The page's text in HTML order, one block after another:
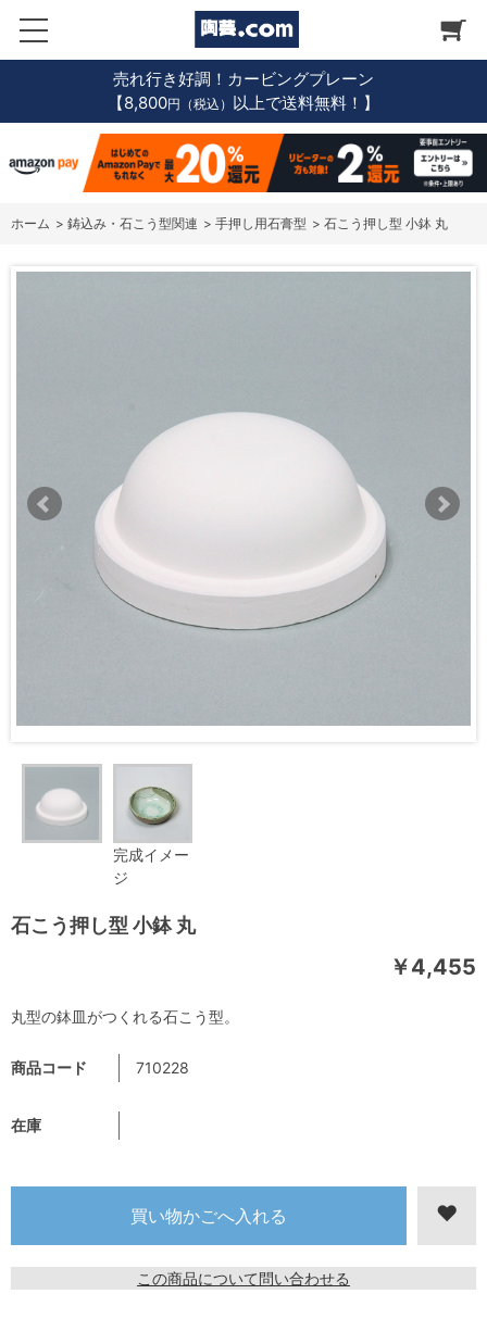
売れ行き好調！カービングプレーン
【8,800円（税込） 以上で送料無料！】
ホーム > 鋳込み・石こう型関連 > 手押し用石膏型 > 石こう押し型 小鉢 丸
完成イメー
ジ
石こう押し型 小鉢 丸
￥4,455
商品コード 710228
在庫
この商品について問い合わせる
丸型の鉢皿がつくれる石こう型。